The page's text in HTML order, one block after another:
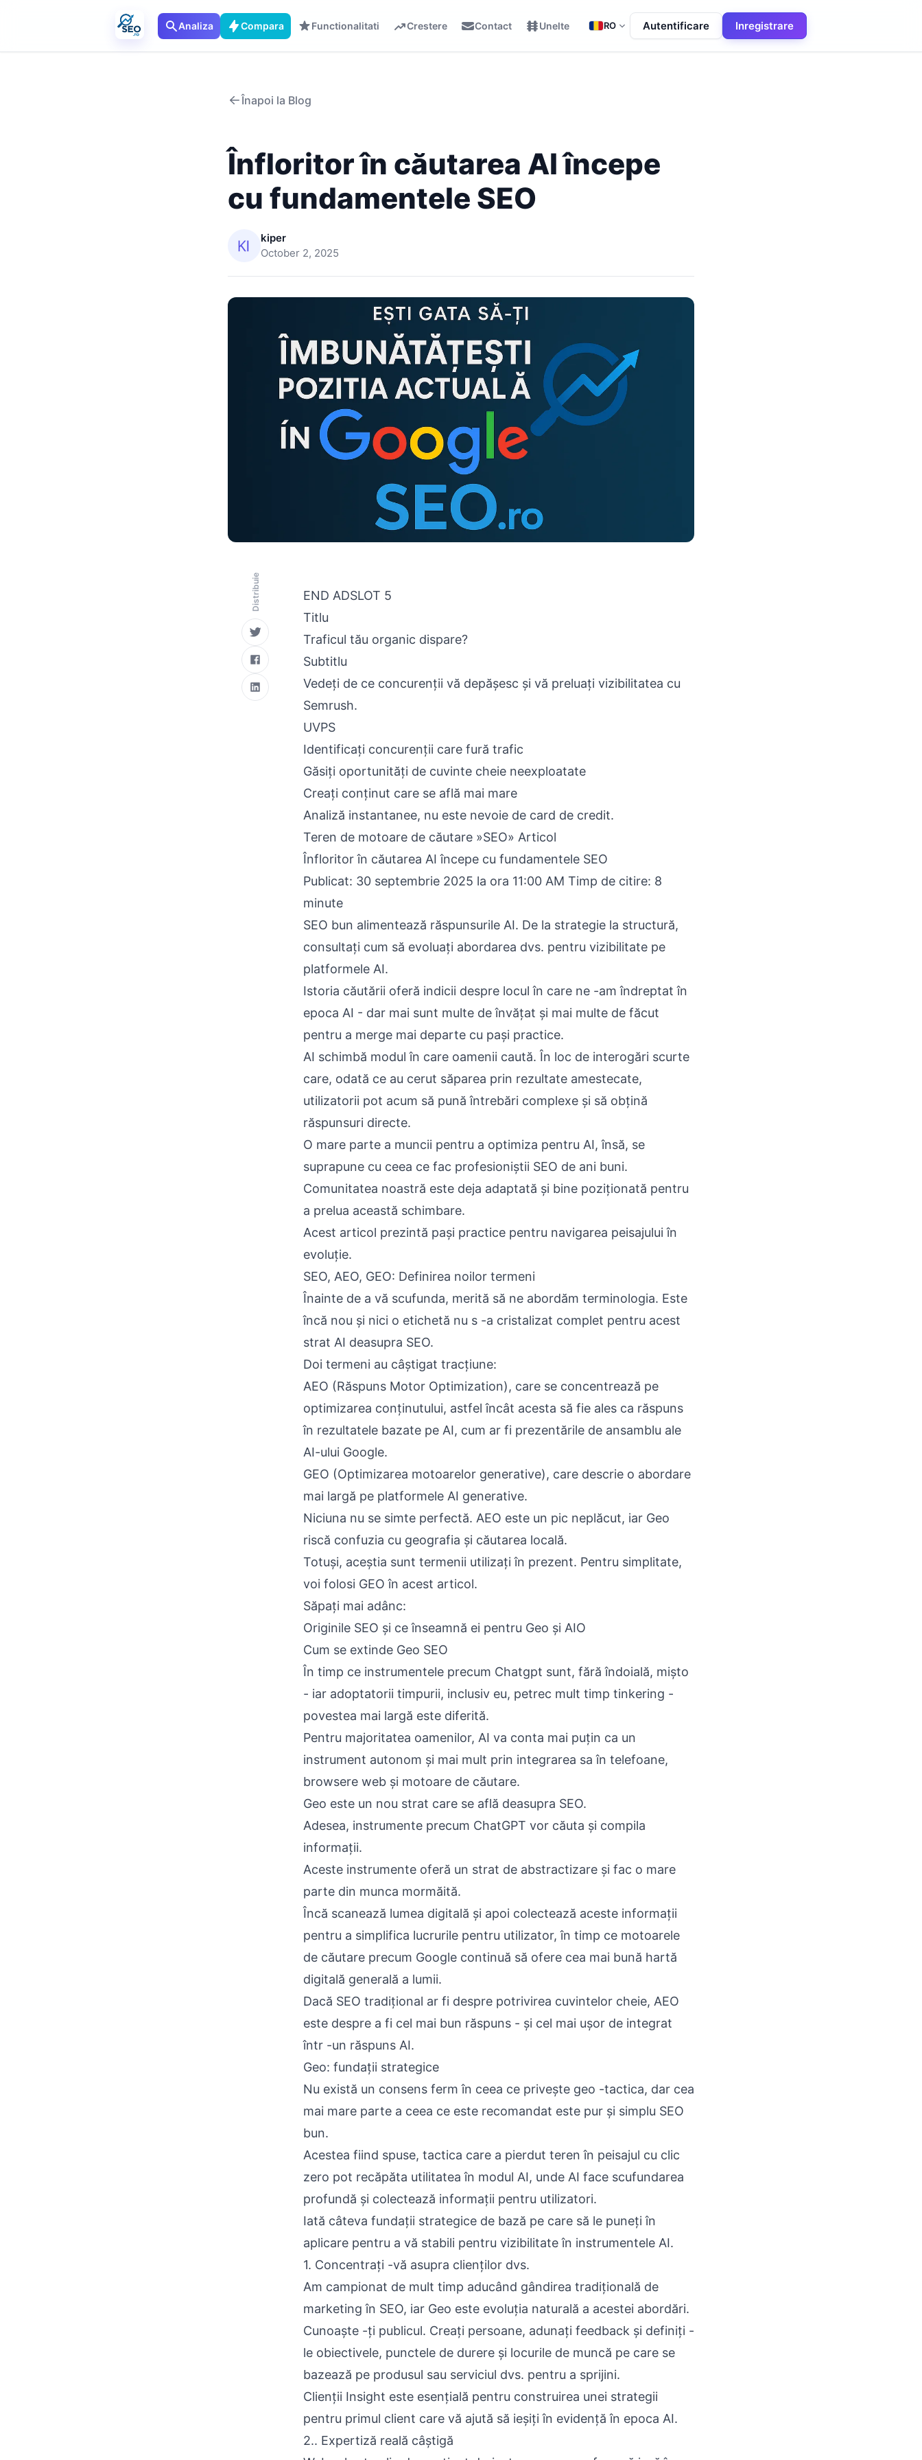
Analiza Compara Functionalitati Crestere Contact Unelte RO Autentificare Inregistrare
Înapoi la Blog
Înfloritor în căutarea AI începe
cu fundamentele SEO
kiper
October 2, 2025
Distribuie
END ADSLOT 5
Titlu
Traficul tău organic dispare?
Subtitlu
Vedeți de ce concurenții vă depășesc și vă preluați vizibilitatea cu
Semrush.
UVPS
Identificați concurenții care fură trafic
Găsiți oportunități de cuvinte cheie neexploatate
Creați conținut care se află mai mare
Analiză instantanee, nu este nevoie de card de credit.
Teren de motoare de căutare »SEO» Articol
Înfloritor în căutarea AI începe cu fundamentele SEO
Publicat: 30 septembrie 2025 la ora 11:00 AM Timp de citire: 8
minute
SEO bun alimentează răspunsurile AI. De la strategie la structură,
consultați cum să evoluați abordarea dvs. pentru vizibilitate pe
platformele AI.
Istoria căutării oferă indicii despre locul în care ne -am îndreptat în
epoca AI - dar mai sunt multe de învățat și mai multe de făcut
pentru a merge mai departe cu pași practice.
AI schimbă modul în care oamenii caută. În loc de interogări scurte
care, odată ce au cerut săparea prin rezultate amestecate,
utilizatorii pot acum să pună întrebări complexe și să obțină
răspunsuri directe.
O mare parte a muncii pentru a optimiza pentru AI, însă, se
suprapune cu ceea ce fac profesioniștii SEO de ani buni.
Comunitatea noastră este deja adaptată și bine poziționată pentru
a prelua această schimbare.
Acest articol prezintă pași practice pentru navigarea peisajului în
evoluție.
SEO, AEO, GEO: Definirea noilor termeni
Înainte de a vă scufunda, merită să ne abordăm terminologia. Este
încă nou și nici o etichetă nu s -a cristalizat complet pentru acest
strat AI deasupra SEO.
Doi termeni au câștigat tracțiune:
AEO (Răspuns Motor Optimization), care se concentrează pe
optimizarea conținutului, astfel încât acesta să fie ales ca răspuns
în rezultatele bazate pe AI, cum ar fi prezentările de ansamblu ale
AI-ului Google.
GEO (Optimizarea motoarelor generative), care descrie o abordare
mai largă pe platformele AI generative.
Niciuna nu se simte perfectă. AEO este un pic neplăcut, iar Geo
riscă confuzia cu geografia și căutarea locală.
Totuși, aceștia sunt termenii utilizați în prezent. Pentru simplitate,
voi folosi GEO în acest articol.
Săpați mai adânc:
Originile SEO și ce înseamnă ei pentru Geo și AIO
Cum se extinde Geo SEO
În timp ce instrumentele precum Chatgpt sunt, fără îndoială, mișto
- iar adoptatorii timpurii, inclusiv eu, petrec mult timp tinkering -
povestea mai largă este diferită.
Pentru majoritatea oamenilor, AI va conta mai puțin ca un
instrument autonom și mai mult prin integrarea sa în telefoane,
browsere web și motoare de căutare.
Geo este un nou strat care se află deasupra SEO.
Adesea, instrumente precum ChatGPT vor căuta și compila
informații.
Aceste instrumente oferă un strat de abstractizare și fac o mare
parte din munca mormăită.
Încă scanează lumea digitală și apoi colectează aceste informații
pentru a simplifica lucrurile pentru utilizator, în timp ce motoarele
de căutare precum Google continuă să ofere cea mai bună hartă
digitală generală a lumii.
Dacă SEO tradițional ar fi despre potrivirea cuvintelor cheie, AEO
este despre a fi cel mai bun răspuns - și cel mai ușor de integrat
într -un răspuns AI.
Geo: fundații strategice
Nu există un consens ferm în ceea ce privește geo -tactica, dar cea
mai mare parte a ceea ce este recomandat este pur și simplu SEO
bun.
Acestea fiind spuse, tactica care a pierdut teren în peisajul cu clic
zero pot recăpăta utilitatea în modul AI, unde AI face scufundarea
profundă și colectează informații pentru utilizatori.
Iată câteva fundații strategice de bază pe care să le puneți în
aplicare pentru a vă stabili pentru vizibilitate în instrumentele AI.
1. Concentrați -vă asupra clienților dvs.
Am campionat de mult timp aducând gândirea tradițională de
marketing în SEO, iar Geo este evoluția naturală a acestei abordări.
Cunoaște -ți publicul. Creați persoane, adunați feedback și definiți -
le obiectivele, punctele de durere și locurile de muncă pe care se
bazează pe produsul sau serviciul dvs. pentru a sprijini.
Clienții Insight este esențială pentru construirea unei strategii
pentru primul client care vă ajută să ieșiți în evidență în epoca AI.
2.. Expertiză reală câștigă